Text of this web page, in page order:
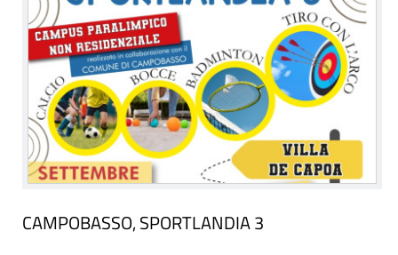
CAMPOBASSO, SPORTLANDIA 3